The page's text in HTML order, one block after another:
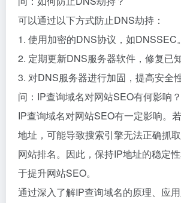
可以通过以下方式防止DNS劫持：
1. 使用加密的DNS协议，如DNSSEC。
2. 定期更新DNS服务器软件，修复已知
3. 对DNS服务器进行加固，提高安全性
问：IP查询域名对网站SEO有何影响？
IP查询域名对网站SEO有一定影响。
地址，可能导致搜索引擎无法正确抓
网站排名。因此，保持IP地址的稳定
于提升网站SEO。
通过深入了解IP查询域名的原理、应